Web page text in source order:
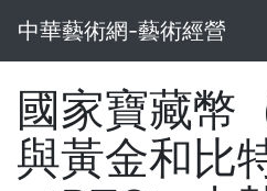
中華藝術網-藝術經營
國家寶藏幣
與黃金和比